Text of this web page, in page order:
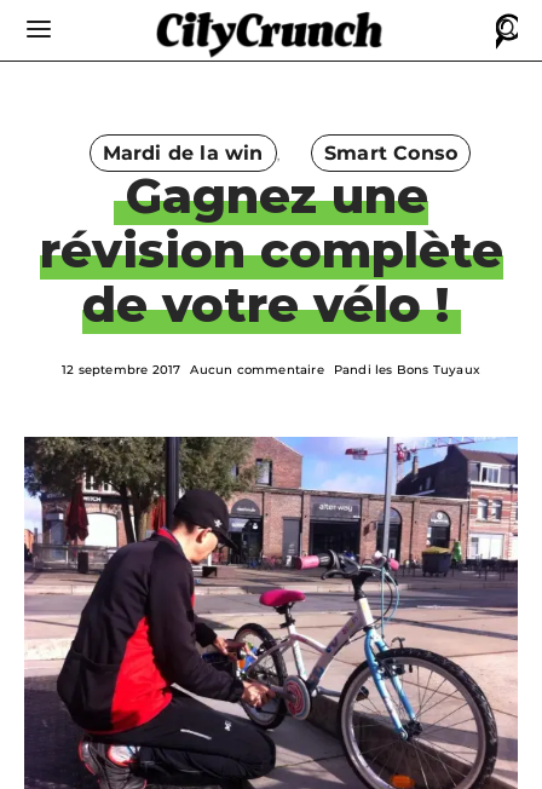
Mardi de la win Smart Conso
Gagnez une
révision complète
de votre vélo !
12 septembre 2017 Aucun commentaire Pandi les Bons Tuyaux